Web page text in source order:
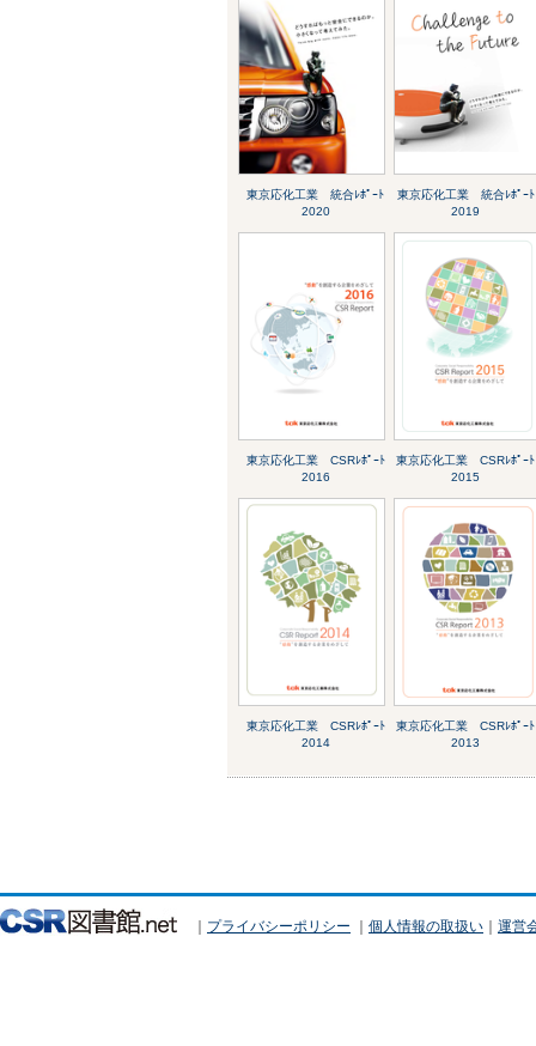
東京応化工業 統合ﾚﾎﾟｰﾄ
2020
東京応化工業 統合ﾚﾎﾟｰﾄ
2019
東京応化工業 CSRﾚﾎﾟｰﾄ
2016
東京応化工業 CSRﾚﾎﾟｰﾄ
2015
東京応化工業 CSRﾚﾎﾟｰﾄ
2014
東京応化工業 CSRﾚﾎﾟｰﾄ
2013
｜ プライバシーポリシー ｜ 個人情報の取扱い ｜ 運営